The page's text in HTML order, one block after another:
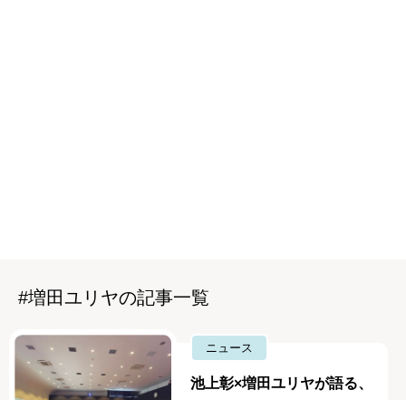
#増田ユリヤの記事一覧
ニュース
池上彰×増田ユリヤが語る、